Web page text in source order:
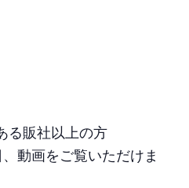
る販社以上の方
動画をご覧いただけま